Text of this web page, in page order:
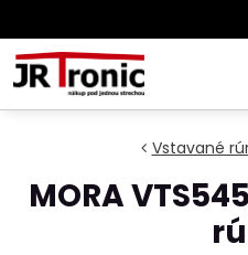
Vstavané
MORA